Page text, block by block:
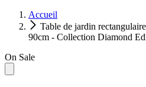
Accueil
Table de jardin
90cm - Collection Diamond
On Sale